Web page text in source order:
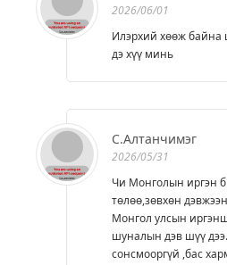
2026/06/01
Илэрхий хөөж байна
дэ хүү минь
С.Алтанчимэг
2026/05/31
Чи Монголын иргэн
төлөө,зөвхөн
Монгол улсын
шуналын дэв шүү
сонсмооргүй ,бас